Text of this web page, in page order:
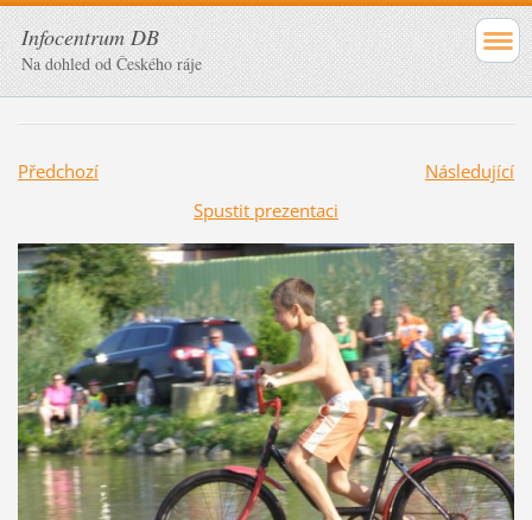
Infocentrum DB
Na dohled od Českého ráje
Předchozí
Následující
Spustit prezentaci